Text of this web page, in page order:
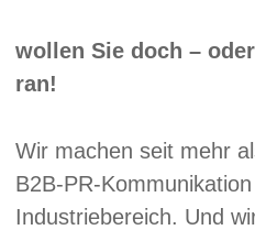
ran!
Wir machen seit mehr
B2B-PR-
Industriebereich. Und